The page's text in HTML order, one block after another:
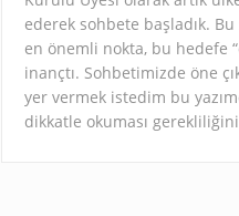
ederek sohbete başladık.
en önemli nokta, bu hedefe
inançtı. Sohbetimizde öne
yer vermek istedim bu
dikkatle okuması